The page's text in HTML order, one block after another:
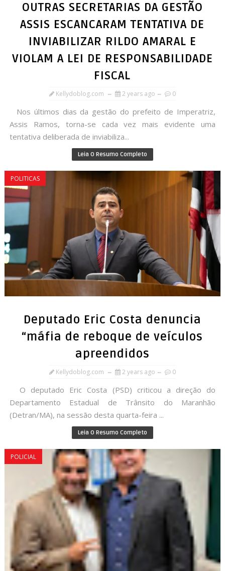
OUTRAS SECRETARIAS DA GESTÃO
ASSIS ESCANCARAM TENTATIVA DE
INVIABILIZAR RILDO AMARAL E
VIOLAM A LEI DE RESPONSABILIDADE
FISCAL
Kellydoblog.com 2 years ago 0
Nos últimos dias da gestão do prefeito de Imperatriz,
Assis Ramos, torna-se cada vez mais evidente uma
tentativa deliberada de inviabiliza...
Leia O Resumo Completo
POLITICAS
Deputado Eric Costa denuncia
“máfia de reboque de veículos
apreendidos
Kellydoblog.com 2 years ago 0
O deputado Eric Costa (PSD) criticou a direção do
Departamento Estadual de Trânsito do Maranhão
(Detran/MA), na sessão desta quarta-feira ...
Leia O Resumo Completo
POLICIAL